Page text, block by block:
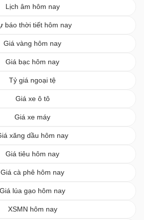
Lịch âm hôm nay
báo thời tiết hôm nay
Giá vàng hôm nay
Giá bạc hôm nay
Tỷ giá ngoại tệ
Giá xe ô tô
Giá xe máy
xăng dầu hôm nay
Giá tiêu hôm nay
Giá cà phê hôm nay
Giá lúa gạo hôm nay
XSMN hôm nay